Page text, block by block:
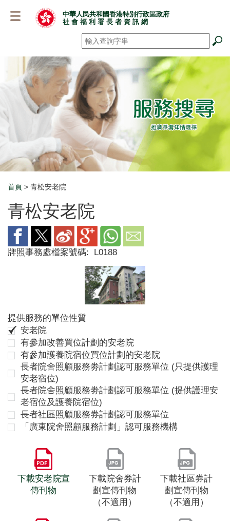
中華人民共和國香港特別行政區政府
社 會 福 利 署 長 者 資 訊 網
搜尋 *
Breadcrumb
首頁 > 青松安老院
青松安老院
牌照事務處檔案號碼: L0188
提供服務的單位性質
安老院
有參加改善買位計劃的安老院
有參加護養院宿位買位計劃的安老院
長者院舍照顧服務劵計劃認可服務單位 (只提供護理
安老宿位)
長者院舍照顧服務劵計劃認可服務單位 (提供護理安
老宿位及護養院宿位)
長者社區照顧服務券計劃認可服務單位
「廣東院舍照顧服務計劃」認可服務機構
下載安老院宣
傳刊物
下載院舍券計
劃宣傳刊物
（不適用）
下載社區券計
劃宣傳刊物
（不適用）